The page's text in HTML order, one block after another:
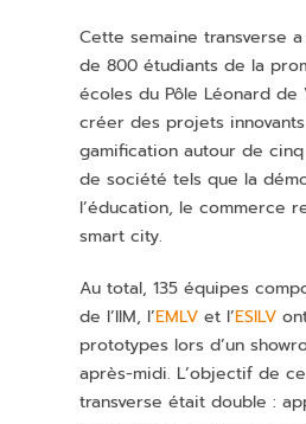
Cette semaine transverse
de 800 étudiants de la
écoles du Pôle Léonard de
créer des projets
gamification autour de
de société tels que la
l’éducation, le commerce
smart city.
Au total, 135 équipes
de l’IIM, l’EMLV et l’ESILV
prototypes lors d’un
après-midi. L’objectif de
transverse était double :